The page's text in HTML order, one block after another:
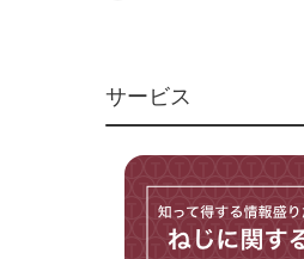
マイクロねじ
台形ねじ
その他ねじ
便利品
サービス